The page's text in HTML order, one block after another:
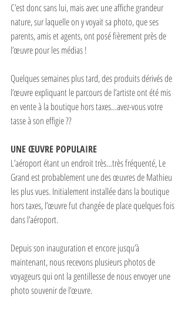
C’est donc sans lui, mais avec une affiche grandeur
nature, sur laquelle on y voyait sa photo, que ses
parents, amis et agents, ont posé fièrement près de
l’œuvre pour les médias !
Quelques semaines plus tard, des produits dérivés de
l’œuvre expliquant le parcours de l’artiste ont été mis
en vente à la boutique hors taxes…avez-vous votre
tasse à son effigie ??
UNE ŒUVRE POPULAIRE
L’aéroport étant un endroit très…très fréquenté, Le
Grand est probablement une des œuvres de Mathieu
les plus vues. Initialement installée dans la boutique
hors taxes, l’œuvre fut changée de place quelques fois
dans l’aéroport.
Depuis son inauguration et encore jusqu’à
maintenant, nous recevons plusieurs photos de
voyageurs qui ont la gentillesse de nous envoyer une
photo souvenir de l’œuvre.